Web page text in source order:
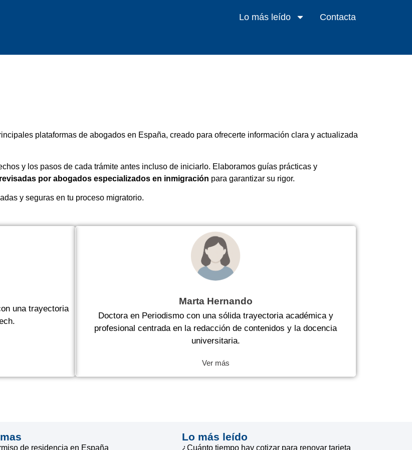
Lo más leído Contacta
plataformas de abogados en España, creado para ofrecerte información clara y actualizada
y los pasos de cada trámite antes incluso de iniciarlo. Elaboramos guías prácticas y
revisadas por abogados especializados en inmigración para garantizar su rigor.
y seguras en tu proceso migratorio.
una trayectoria
Marta Hernando
Doctora en Periodismo con una sólida trayectoria académica y
profesional centrada en la redacción de contenidos y la docencia
universitaria.
Ver más
de residencia en España
Lo más leído
¿Cuánto tiempo hay cotizar para renovar tarjeta